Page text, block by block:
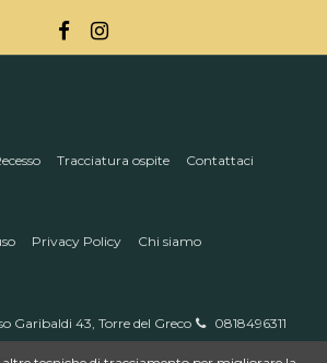
Tracciatura ospite Contattaci
Privacy Policy Chi siamo
Garibaldi 43, Torre del Greco
0818496311